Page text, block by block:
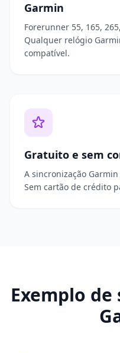
Garmin
Forerunner 55, 165,
Qualquer relógio
compatível.
Gratuito e sem
A sincronização
Sem cartão de crédito
Exemplo